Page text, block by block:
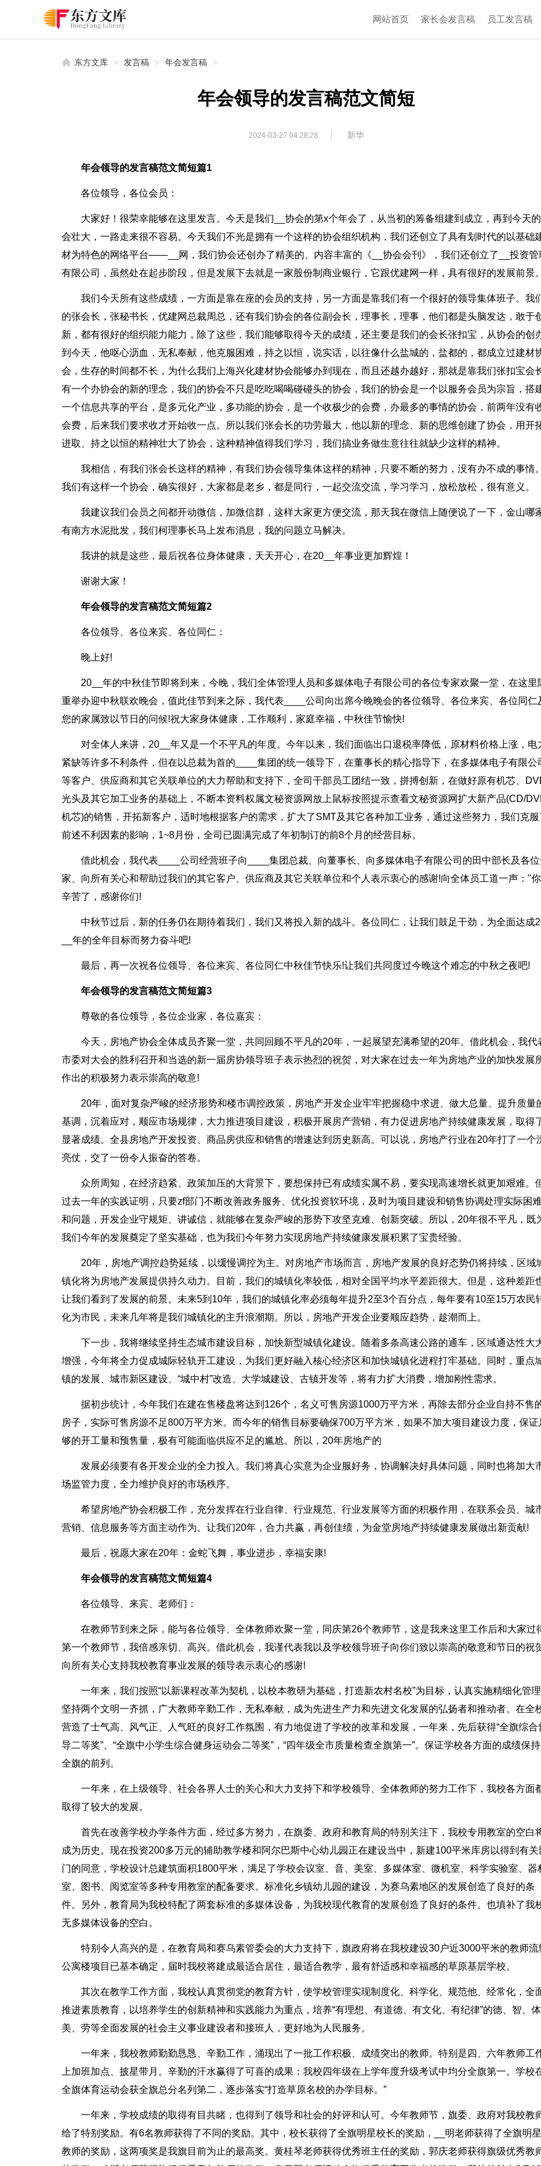
网站首页 家长会发言稿 员工发言稿
东方文库 > 发言稿 > 年会发言稿 >
年会领导的发言稿范文简短
2024-03-27 04:28:28 | 新华
年会领导的发言稿范文简短篇1
各位领导，各位会员：
大家好！很荣幸能够在这里发言。今天是我们__协会的第x个年会了，从当初的筹备组建到成立，再到今天
会壮大，一路走来很不容易。今天我们不光是拥有一个这样的协会组织机构，我们还创立了具有划时代的以基础
材为特色的网络平台——__网，我们协会还创办了精美的、内容丰富的《__协会会刊》，我们还创立了__投资管
有限公司，虽然处在起步阶段，但是发展下去就是一家股份制商业银行，它跟优建网一样，具有很好的发展前景。
我们今天所有这些成绩，一方面是靠在座的会员的支持，另一方面是靠我们有一个很好的领导集体班子。我
的张会长，张秘书长，优建网总裁周总，还有我们协会的各位副会长，理事长，理事，他们都是头脑发达，敢于
新，都有很好的组织能力能力，除了这些，我们能够取得今天的成绩，还主要是我们的会长张扣宝，从协会的创
到今天，他呕心沥血，无私奉献，他克服困难，持之以恒，说实话，以往像什么盐城的，盐都的，都成立过建材
会，生存的时间都不长，为什么我们上海兴化建材协会能够办到现在，而且还越办越好，那就是靠我们张扣宝会
有一个办协会的新的理念，我们的协会不只是吃吃喝喝碰碰头的协会，我们的协会是一个以服务会员为宗旨，搭
一个信息共享的平台，是多元化产业，多功能的协会，是一个收极少的会费，办最多的事情的协会，前两年没有
会费，后来我们要求收才开始收一点。所以我们张会长的功劳最大，他以新的理念、新的思维创建了协会，用开
进取、持之以恒的精神壮大了协会，这种精神值得我们学习，我们搞业务做生意往往就缺少这样的精神。
我相信，有我们张会长这样的精神，有我们协会领导集体这样的精神，只要不断的努力，没有办不成的事情。
我们有这样一个协会，确实很好，大家都是老乡，都是同行，一起交流交流，学习学习，放松放松，很有意义。
我建议我们会员之间都开动微信，加微信群，这样大家更方便交流，那天我在微信上随便说了一下，金山哪
有南方水泥批发，我们柯理事长马上发布消息，我的问题立马解决。
我讲的就是这些，最后祝各位身体健康，天天开心，在20__年事业更加辉煌！
谢谢大家！
年会领导的发言稿范文简短篇2
各位领导、各位来宾、各位同仁：
晚上好!
20__年的中秋佳节即将到来，今晚，我们全体管理人员和多媒体电子有限公司的各位专家欢聚一堂，在这里
重举办迎中秋联欢晚会，值此佳节到来之际，我代表____公司向出席今晚晚会的各位领导、各位来宾、各位同仁
您的家属致以节日的问候!祝大家身体健康，工作顺利，家庭幸福，中秋佳节愉快!
对全体人来讲，20__年又是一个不平凡的年度。今年以来，我们面临出口退税率降低，原材料价格上涨，电
紧缺等许多不利条件，但在以总裁为首的____集团的统一领导下，在董事长的精心指导下，在多媒体电子有限公
等客户、供应商和其它关联单位的大力帮助和支持下，全司干部员工团结一致，拼搏创新，在做好原有机芯、
光头及其它加工业务的基础上，不断本资料权属文秘资源网放上鼠标按照提示查看文秘资源网扩大新产品(CD/
机芯)的销售，开拓新客户，适时地根据客户的需求，扩大了SMT及其它各种加工业务，通过这些努力，我们克服
前述不利因素的影响，1~8月份，全司已圆满完成了年初制订的前8个月的经营目标。
借此机会，我代表____公司经营班子向____集团总裁、向董事长、向多媒体电子有限公司的田中部长及各
家、向所有关心和帮助过我们的其它客户、供应商及其它关联单位和个人表示衷心的感谢!向全体员工道一声："
辛苦了，感谢你们!
中秋节过后，新的任务仍在期待着我们，我们又将投入新的战斗。各位同仁，让我们鼓足干劲，为全面达成
__年的全年目标而努力奋斗吧!
最后，再一次祝各位领导、各位来宾、各位同仁中秋佳节快乐!让我们共同度过今晚这个难忘的中秋之夜吧!
年会领导的发言稿范文简短篇3
尊敬的各位领导，各位企业家，各位嘉宾：
今天，房地产协会全体成员齐聚一堂，共同回顾不平凡的20年，一起展望充满希望的20年。借此机会，我代
市委对大会的胜利召开和当选的新一届房协领导班子表示热烈的祝贺，对大家在过去一年为房地产业的加快发展
作出的积极努力表示崇高的敬意!
20年，面对复杂严峻的经济形势和楼市调控政策，房地产开发企业牢牢把握稳中求进、做大总量、提升质量
基调，沉着应对，顺应市场规律，大力推进项目建设，积极开展房产营销，有力促进房地产持续健康发展，取得
显著成绩。全县房地产开发投资、商品房供应和销售的增速达到历史新高。可以说，房地产行业在20年打了一个
亮仗，交了一份令人振奋的答卷。
众所周知，在经济趋紧、政策加压的大背景下，要想保持已有成绩实属不易，要实现高速增长就更加艰难。
过去一年的实践证明，只要zf部门不断改善政务服务、优化投资软环境，及时为项目建设和销售协调处理实际困
和问题，开发企业守规矩、讲诚信，就能够在复杂严峻的形势下攻坚克难、创新突破。所以，20年很不平凡，既
我们今年的发展奠定了坚实基础，也为我们今年努力实现房地产持续健康发展积累了宝贵经验。
20年，房地产调控趋势延续，以缓慢调控为主。对房地产市场而言，房地产发展的良好态势仍将持续，区域
镇化将为房地产发展提供持久动力。目前，我们的城镇化率较低，相对全国平均水平差距很大。但是，这种差距
让我们看到了发展的前景。未来5到10年，我们的城镇化率必须每年提升2至3个百分点，每年要有10至15万农民
化为市民，未来几年将是我们城镇化的主升浪潮期。所以，房地产开发企业要顺应趋势，趁潮而上。
下一步，我将继续坚持生态城市建设目标，加快新型城镇化建设。随着多条高速公路的通车，区域通达性大
增强，今年将全力促成城际轻轨开工建设，为我们更好融入核心经济区和加快城镇化进程打牢基础。同时，重点
镇的发展、城市新区建设、“城中村”改造、大学城建设、古镇开发等，将有力扩大消费，增加刚性需求。
据初步统计，今年我们在建在售楼盘将达到126个，名义可售房源1000万平方米，再除去部分企业自持不售
房子，实际可售房源不足800万平方米。而今年的销售目标要确保700万平方米，如果不加大项目建设力度，保证
够的开工量和预售量，极有可能面临供应不足的尴尬。所以，20年房地产的
发展必须要有各开发企业的全力投入。我们将真心实意为企业服好务，协调解决好具体问题，同时也将加大
场监管力度，全力维护良好的市场秩序。
希望房地产协会积极工作，充分发挥在行业自律、行业规范、行业发展等方面的积极作用，在联系会员、城
营销、信息服务等方面主动作为。让我们20年，合力共赢，再创佳绩，为金堂房地产持续健康发展做出新贡献!
最后，祝愿大家在20年：金蛇飞舞，事业进步，幸福安康!
年会领导的发言稿范文简短篇4
各位领导、来宾、老师们：
在教师节到来之际，能与各位领导、全体教师欢聚一堂，同庆第26个教师节，这是我来这里工作后和大家过
第一个教师节，我倍感亲切、高兴。借此机会，我谨代表我以及学校领导班子向你们致以崇高的敬意和节日的祝
向所有关心支持我校教育事业发展的领导表示衷心的感谢!
一年来，我们按照“以新课程改革为契机，以校本教研为基础，打造新农村名校”为目标，认真实施精细化管理
坚持两个文明一齐抓，广大教师辛勤工作，无私奉献，成为先进生产力和先进文化发展的弘扬者和推动者。在全
营造了士气高、风气正、人气旺的良好工作氛围，有力地促进了学校的改革和发展，一年来，先后获得“全旗综合
导二等奖”、“全旗中小学生综合健身运动会二等奖”，“四年级全市质量检查全旗第一”。保证学校各方面的成绩保
全旗的前列。
一年来，在上级领导、社会各界人士的关心和大力支持下和学校领导、全体教师的努力工作下，我校各方面
取得了较大的发展。
首先在改善学校办学条件方面，经过多方努力，在旗委、政府和教育局的特别关注下，我校专用教室的空白
成为历史。现在投资200多万元的辅助教学楼和阿尔巴斯中心幼儿园正在建设当中，新建100平米库房以得到有关
门的同意，学校设计总建筑面积1800平米，满足了学校会议室、音、美室、多媒体室、微机室、科学实验室、器
室、图书、阅览室等多种专用教室的配备要求。标准化乡镇幼儿园的建设，为赛乌素地区的发展创造了良好的条
件。另外，教育局为我校特配了两套标准的多媒体设备，为我校现代教育的发展创造了良好的条件。也填补了我
无多媒体设备的空白。
特别令人高兴的是，在教育局和赛乌素管委会的大力支持下，旗政府将在我校建设30户近3000平米的教师流
公寓楼项目已基本确定，届时我校将建成最适合居住，最适合教学，最有舒适感和幸福感的草原基层学校。
其次在教学工作方面，我校认真贯彻党的教育方针，使学校管理实现制度化、科学化、规范他、经常化，全
推进素质教育，以培养学生的创新精神和实践能力为重点，培养“有理想、有道德、有文化、有纪律”的德、智、体
美、劳等全面发展的社会主义事业建设者和接班人，更好地为人民服务。
一年来，我校教师勤勤恳恳、辛勤工作，涌现出了一批工作积极、成绩突出的教师。特别是四、六年教师工
上加班加点、披星带月。辛勤的汗水赢得了可喜的成果：我校四年级在上学年度升级考试中均分全旗第一。学校
全旗体育运动会获全旗总分名列第二，逐步落实“打造草原名校的办学目标。”
一年来，学校成绩的取得有目共睹，也得到了领导和社会的好评和认可。今年教师节，旗委、政府对我校教
给了特别奖励。有6名教师获得了不同的奖励。其中，校长获得了全旗明星校长的奖励，__明老师获得了全旗明星
教师的奖励，这两项奖是我旗目前为止的最高奖。黄桂琴老师获得优秀班主任的奖励，郭庆老师获得旗级优秀教